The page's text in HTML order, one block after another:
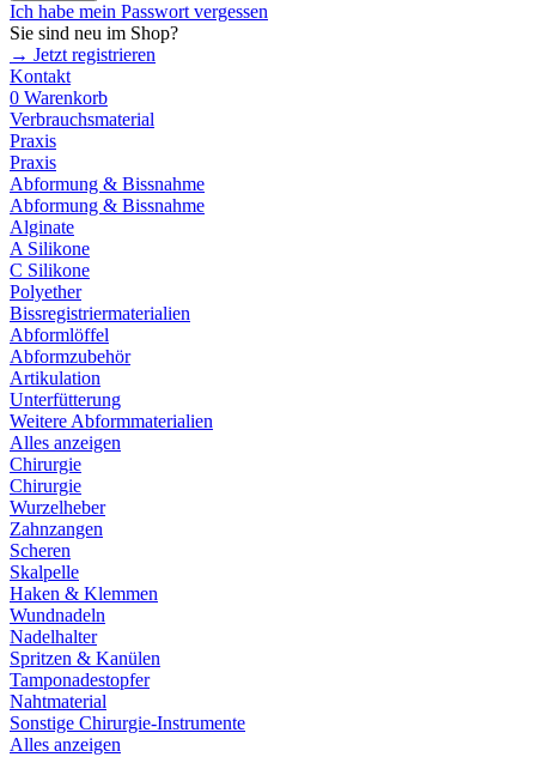
Ich habe mein Passwort vergessen
Sie sind neu im Shop?
→ Jetzt registrieren
Kontakt
0 Warenkorb
Verbrauchsmaterial
Praxis
Praxis
Abformung & Bissnahme
Abformung & Bissnahme
Alginate
A Silikone
C Silikone
Polyether
Bissregistriermaterialien
Abformlöffel
Abformzubehör
Artikulation
Unterfütterung
Weitere Abformmaterialien
Alles anzeigen
Chirurgie
Chirurgie
Wurzelheber
Zahnzangen
Scheren
Skalpelle
Haken & Klemmen
Wundnadeln
Nadelhalter
Spritzen & Kanülen
Tamponadestopfer
Nahtmaterial
Sonstige Chirurgie-Instrumente
Alles anzeigen